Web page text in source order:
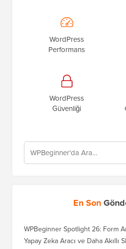
WordPress
Performans
WordPress
Güvenliği
En Son
WPBeginner Spotlight 26: Form
Yapay Zeka Aracı ve Daha Akıllı